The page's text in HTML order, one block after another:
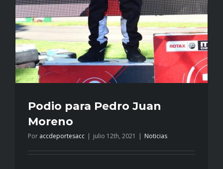
Podio para Pedro Juan
Moreno
Por accdeportesacc | julio 12th, 2021 | Noticias